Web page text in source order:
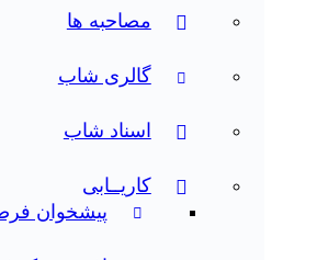
مصاحبه ها
گالری شاب
اسناد شاب
کاریــابی
پیشخوان